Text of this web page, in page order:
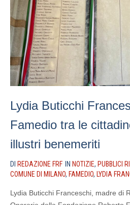
Lydia Buticchi
Famedio tra le
illustri benemeriti
DI REDAZIONE FRF IN NOTIZIE, PUBBLICI
COMUNE DI MILANO, FAMEDIO, LYDIA
Lydia Buticchi Franceschi, madre di